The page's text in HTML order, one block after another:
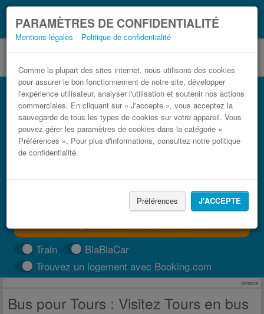
PARAMÈTRES DE CONFIDENTIALITÉ
Mentions légales Politique de confidentialité
Comme la plupart des sites internet, nous utilisons des cookies
pour assurer le bon fonctionnement de notre site, développer
l'expérience utilisateur, analyser l'utilisation et soutenir nos actions
commerciales. En cliquant sur « J'accepte », vous acceptez la
sauvegarde de tous les types de cookies sur votre appareil. Vous
pouvez gérer les paramètres de cookies dans la catégorie «
Préférences ». Pour plus d'informations, consultez notre politique
de confidentialité.
Préférences J'ACCEPTE
Coronavirus (COVID-19):Ce que vous devez
savoir, lorsque vous voyagez
Bus Tours pas cher
Trouvez votre billet de bus moins cher
TROUVER UN TRAJET
Train
BlaBlaCar
Trouvez un logement avec Booking.com
Annonce
Bus pour Tours : Visitez Tours en bus